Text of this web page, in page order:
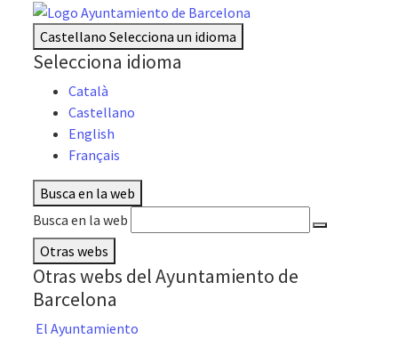
CastellanoSelecciona un idioma
Selecciona idioma
Català
Castellano
English
Français
Busca en la web
Busca en la web
Otras webs
Otras webs del Ayuntamiento de
Barcelona
El Ayuntamiento